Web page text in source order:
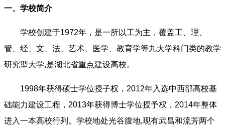
一、学校简介
学校创建于1972年，是一所以工为主，覆盖工、理、
管、经、文、法、艺术、医学、教育学等九大学科门类的教学
研究型大学,是湖北省重点建设高校。
1998年获得硕士学位授子权，2012年入选中西部高校基
础能力建设工程，2013年获得博士学位授予权，2014年整体
进入一本高校行列。学校地处光谷腹地,现有武昌和流芳两个